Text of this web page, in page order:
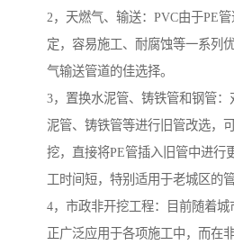
2，天燃气、输送：PVC由于PE
定，容易施工、耐腐蚀等一系列
气输送管道的佳选择。
3，置换水泥管、铸铁管和钢管
泥管、铸铁管等进行旧管改选，
挖，直接将PE管插入旧管中进行
工时间短，特别适用于老城区的管
4，市政非开挖工程：目前随着
正广泛应用于各项施工中，而在